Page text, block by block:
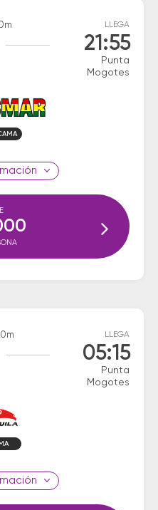
LLEGA
21:55
Punta
Mogotes
LLEGA
05:15
Punta
Mogotes